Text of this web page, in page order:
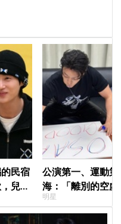
民宿
兒童
公演第一、運動
海：「離別的空
見」
明星